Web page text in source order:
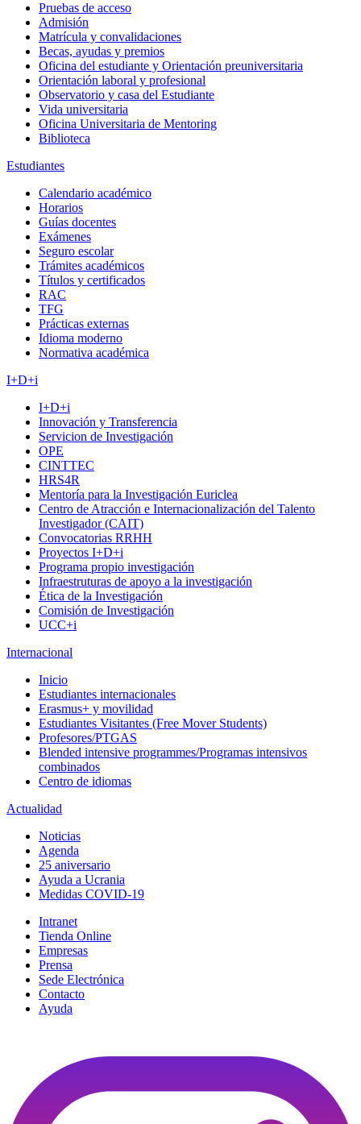
Pruebas de acceso
Admisión
Matrícula y convalidaciones
Becas, ayudas y premios
Oficina del estudiante y Orientación preuniversitaria
Orientación laboral y profesional
Observatorio y casa del Estudiante
Vida universitaria
Oficina Universitaria de Mentoring
Biblioteca
Estudiantes
Calendario académico
Horarios
Guías docentes
Exámenes
Seguro escolar
Trámites académicos
Títulos y certificados
RAC
TFG
Prácticas externas
Idioma moderno
Normativa académica
I+D+i
I+D+i
Innovación y Transferencia
Servicion de Investigación
OPE
CINTTEC
HRS4R
Mentoría para la Investigación Euriclea
Centro de Atracción e Internacionalización del Talento
Investigador (CAIT)
Convocatorias RRHH
Proyectos I+D+i
Programa propio investigación
Infraestruturas de apoyo a la investigación
Ética de la Investigación
Comisión de Investigación
UCC+i
Internacional
Inicio
Estudiantes internacionales
Erasmus+ y movilidad
Estudiantes Visitantes (Free Mover Students)
Profesores/PTGAS
Blended intensive programmes/Programas intensivos
combinados
Centro de idiomas
Actualidad
Noticias
Agenda
25 aniversario
Ayuda a Ucrania
Medidas COVID-19
Intranet
Tienda Online
Empresas
Prensa
Sede Electrónica
Contacto
Ayuda